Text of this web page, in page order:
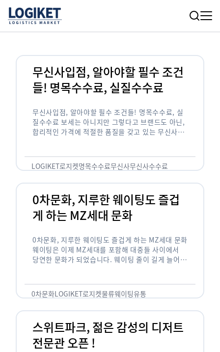
무신사입점, 알아야할 필수 조건
들! 명목수수료, 실질수수료
무신사입점, 알아야할 필수 조건들! 명목수수료, 실
질수수료 보세는 아니지만 그렇다고 브랜드도 아닌,
합리적인 가격에 적절한 품질을 갖고 있는 무신사!
LOGIKET로지켓명목수수료무신사무신사수수료
0차문화, 지루한 웨이팅도 즐겁
게 하는 MZ세대 문화
0차문화, 지루한 웨이팅도 즐겁게 하는 MZ세대 문화
웨이팅은 이제 MZ세대를 포함해 대중들 사이에서
당연한 문화가 되었습니다. 웨이팅 줄이 길게 늘어서
0차문화LOGIKET로지켓물류웨이팅유통
스위트파크, 젊은 감성의 디저트
전문관 오픈 !